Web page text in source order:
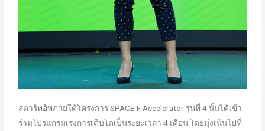
สตาร์ทอัพภายใต้โครงการ SPACE-F Accelerator รุ่นที่ 4 นั้นได้เข้า
ร่วมโปรแกรมเร่งการเติบโตเป็นระยะเวลา 4 เดือน โดยมุ่งเน้นไปที่